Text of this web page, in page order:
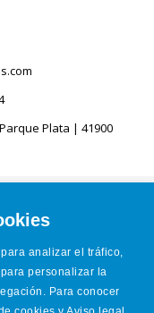
analizar el tráfico,
personalizar la
Para conocer
Plata | 41900